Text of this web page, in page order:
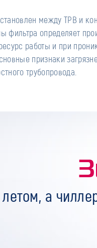
между ТРВ и
фильтра определяет
работы и при
признаки
трубопровода.
реле
цикл
летом, а